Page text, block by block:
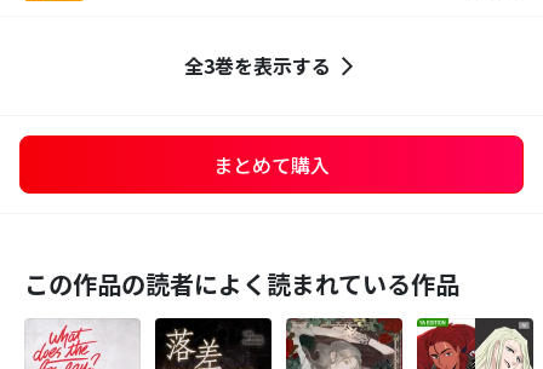
全3巻を表示する
まとめて購入
この作品の読者によく読まれている作品